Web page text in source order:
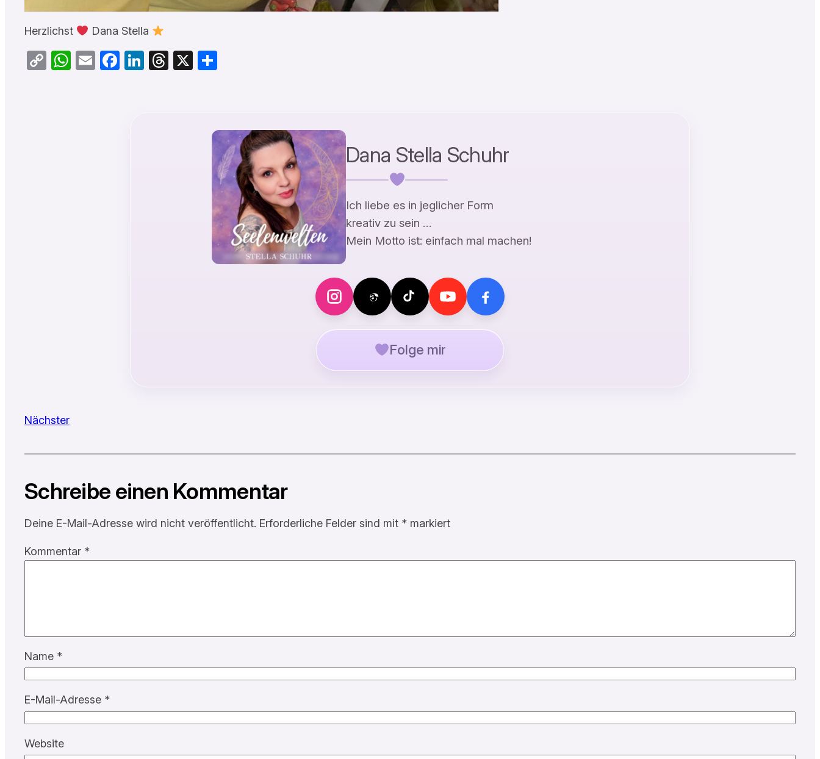
Herzlichst Dana Stella
CopyWhatsApp
EmailFacebook
LinkedIn
Threads
X
Dana Stella Schuhr
Ich liebe es in jeglicher Form
kreativ zu sein …
Mein Motto ist: einfach mal machen!
Folge mir
Nächster
Schreibe einen Kommentar
Deine E-Mail-Adresse wird nicht veröffentlicht. Erforderliche Felder sind mit * markiert
Kommentar *
Name *
E-Mail-Adresse *
Website